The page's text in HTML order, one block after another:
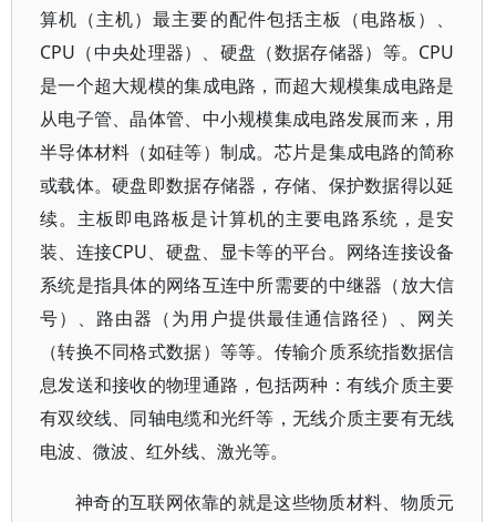
算机（主机）最主要的配件包括主板（电路板）、
CPU（中央处理器）、硬盘（数据存储器）等。CPU
是一个超大规模的集成电路，而超大规模集成电路是
从电子管、晶体管、中小规模集成电路发展而来，用
半导体材料（如硅等）制成。芯片是集成电路的简称
或载体。硬盘即数据存储器，存储、保护数据得以延
续。主板即电路板是计算机的主要电路系统，是安
装、连接CPU、硬盘、显卡等的平台。网络连接设备
系统是指具体的网络互连中所需要的中继器（放大信
号）、路由器（为用户提供最佳通信路径）、网关
（转换不同格式数据）等等。传输介质系统指数据信
息发送和接收的物理通路，包括两种：有线介质主要
有双绞线、同轴电缆和光纤等，无线介质主要有无线
电波、微波、红外线、激光等。
神奇的互联网依靠的就是这些物质材料、物质元